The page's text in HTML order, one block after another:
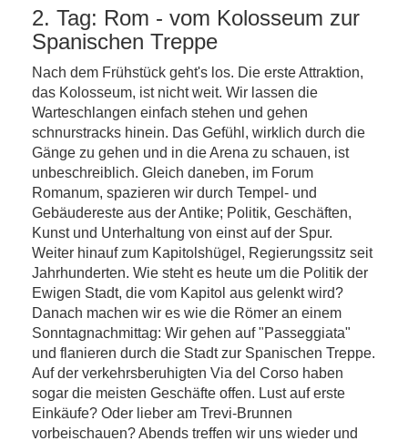
2. Tag: Rom - vom Kolosseum zur
Spanischen Treppe
Nach dem Frühstück geht's los. Die erste Attraktion,
das Kolosseum, ist nicht weit. Wir lassen die
Warteschlangen einfach stehen und gehen
schnurstracks hinein. Das Gefühl, wirklich durch die
Gänge zu gehen und in die Arena zu schauen, ist
unbeschreiblich. Gleich daneben, im Forum
Romanum, spazieren wir durch Tempel- und
Gebäudereste aus der Antike; Politik, Geschäften,
Kunst und Unterhaltung von einst auf der Spur.
Weiter hinauf zum Kapitolshügel, Regierungssitz seit
Jahrhunderten. Wie steht es heute um die Politik der
Ewigen Stadt, die vom Kapitol aus gelenkt wird?
Danach machen wir es wie die Römer an einem
Sonntagnachmittag: Wir gehen auf "Passeggiata"
und flanieren durch die Stadt zur Spanischen Treppe.
Auf der verkehrsberuhigten Via del Corso haben
sogar die meisten Geschäfte offen. Lust auf erste
Einkäufe? Oder lieber am Trevi-Brunnen
vorbeischauen? Abends treffen wir uns wieder und